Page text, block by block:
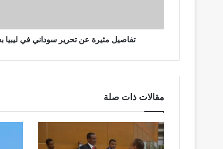
تفاصيل مثيرة عن تحرير سوداني في
مقالات ذات صلة